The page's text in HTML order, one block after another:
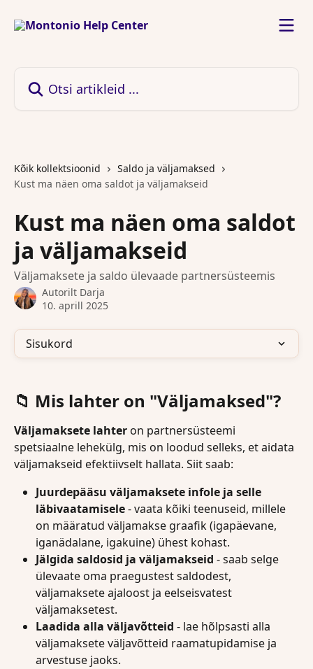
Kõik kollektsioonid
Saldo ja väljamaksed
Kust ma näen oma saldot ja väljamakseid
Kust ma näen oma saldot
ja väljamakseid
Väljamaksete ja saldo ülevaade partnersüsteemis
Autorilt Darja
10. aprill 2025
Sisukord
📁 Mis lahter on "Väljamaksed"?
Väljamaksete lahter on partnersüsteemi
spetsiaalne lehekülg, mis on loodud selleks, et aidata
väljamakseid efektiivselt hallata. Siit saab:
Juurdepääsu väljamaksete infole ja selle
läbivaatamisele - vaata kõiki teenuseid, millele
on määratud väljamakse graafik (igapäevane,
iganädalane, igakuine) ühest kohast.
Jälgida saldosid ja väljamakseid - saab selge
ülevaate oma praegustest saldodest,
väljamaksete ajaloost ja eelseisvatest
väljamaksetest.
Laadida alla väljavõtteid - lae hõlpsasti alla
väljamaksete väljavõtteid raamatupidamise ja
arvestuse jaoks.